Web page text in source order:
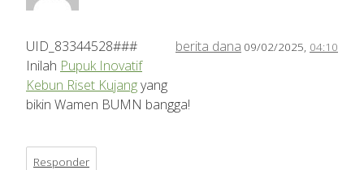
berita dana 09/02/2025, 04:10
UID_83344528###
Inilah Pupuk Inovatif
Kebun Riset Kujangyang
bikin Wamen BUMN bangga!
Responder